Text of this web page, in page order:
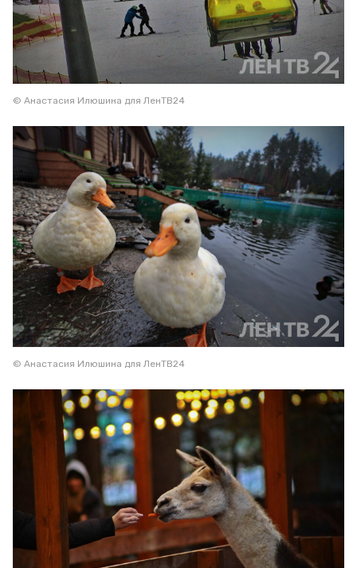
© Анастасия Илюшина для ЛенТВ24
© Анастасия Илюшина для ЛенТВ24